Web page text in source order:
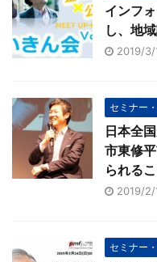
インフ
し、地
2019/3/
セミナー
日本全
市東修
られるこ
2019/2/
セミナー